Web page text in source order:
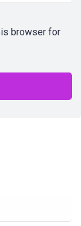
browser for